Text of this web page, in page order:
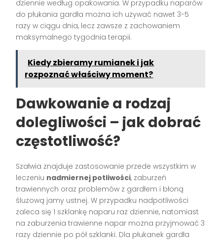
dziennie według opakowania. W przypadku naparów
do płukania gardła można ich używać nawet 3-5
razy w ciągu dnia, lecz zawsze z zachowaniem
maksymalnego tygodnia terapii.
Kiedy zbieramy rumianek i jak
rozpoznać właściwy moment?
Dawkowanie a rodzaj
dolegliwości – jak dobrać
częstotliwość?
Szałwia znajduje zastosowanie przede wszystkim w
leczeniu nadmiernej potliwości, zaburzeń
trawiennych oraz problemów z gardłem i błoną
śluzową jamy ustnej. W przypadku nadpotliwości
zaleca się 1 szklankę naparu raz dziennie, natomiast
na zaburzenia trawienne napar można przyjmować 3
razy dziennie po pół szklanki. Dla płukanek gardła